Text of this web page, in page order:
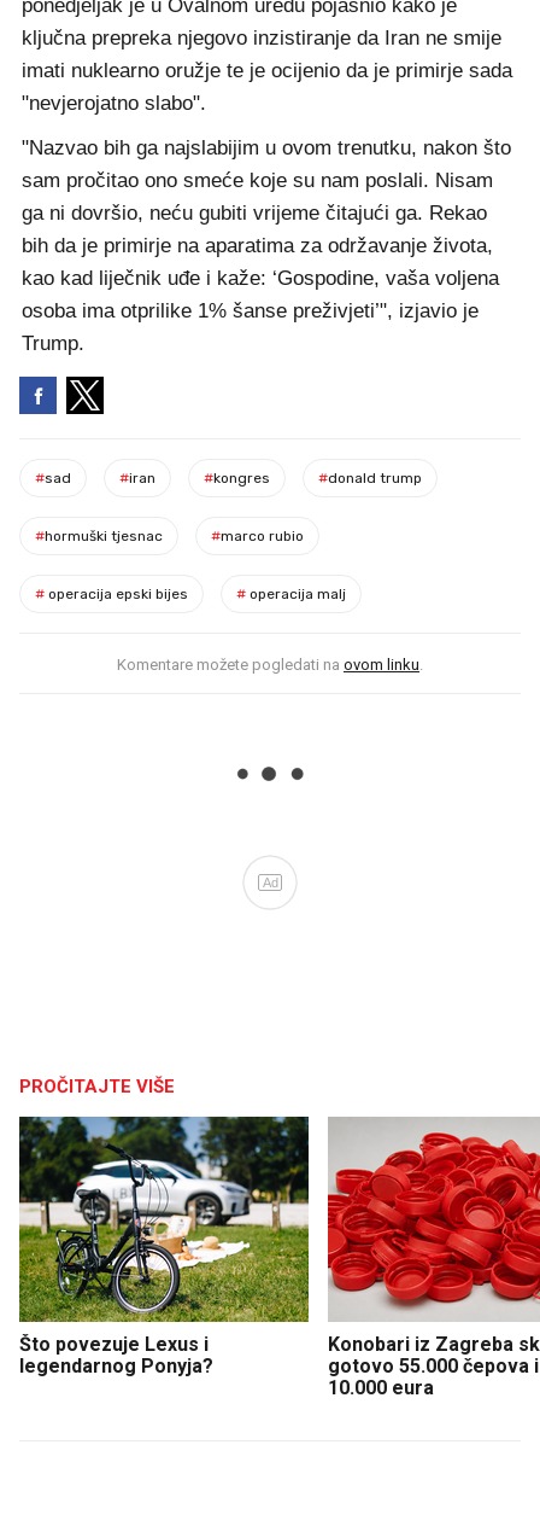
ponedjeljak je u Ovalnom uredu pojasnio kako je
ključna prepreka njegovo inzistiranje da Iran ne smije
imati nuklearno oružje te je ocijenio da je primirje sada
"nevjerojatno slabo".
"Nazvao bih ga najslabijim u ovom trenutku, nakon što
sam pročitao ono smeće koje su nam poslali. Nisam
ga ni dovršio, neću gubiti vrijeme čitajući ga. Rekao
bih da je primirje na aparatima za održavanje života,
kao kad liječnik uđe i kaže: ‘Gospodine, vaša voljena
osoba ima otprilike 1% šanse preživjeti’", izjavio je
Trump.
#sad #iran #kongres #donald trump
#hormuški tjesnac #marco rubio
# operacija epski bijes # operacija malj
Komentare možete pogledati na ovom linku.
Ad
PROČITAJTE VIŠE
Što povezuje Lexus i
legendarnog Ponyja?
Konobari iz Zagreba
gotovo 55.000 čepova
10.000 eura